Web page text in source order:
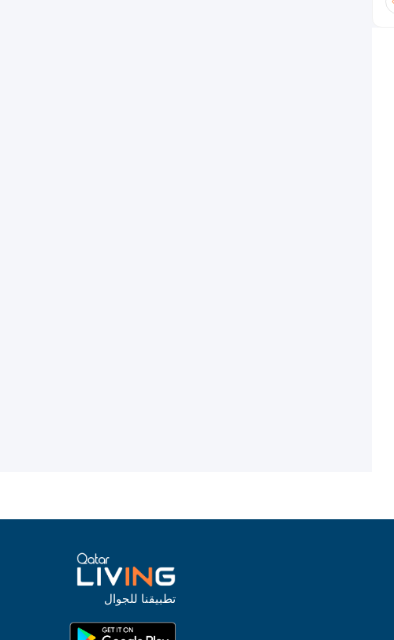
تطبيقنا للجوال